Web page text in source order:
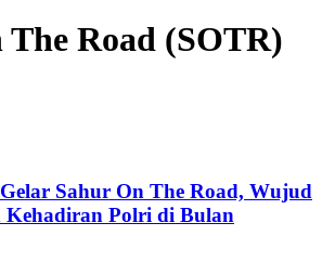
The Road (SOTR)
Sahur On The Road, Wujud
Kehadiran Polri di Bulan